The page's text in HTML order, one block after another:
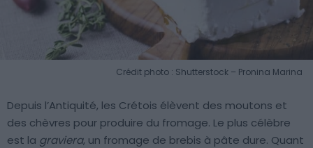
Crédit photo : Shutterstock – Pronina Marina
Depuis l’Antiquité, les Crétois élèvent des moutons et
des chèvres pour produire du fromage. Le plus célèbre
est la graviera, un fromage de brebis à pâte dure. Quant